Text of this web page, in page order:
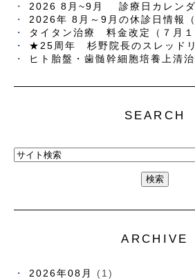
2026 8月~9月 診療日カレン
2026年 8月～9月の休診日情報（
タイタン治療 料金改定（７月
★25周年 杉野院長のスレッド
ヒト胎盤・歯髄幹細胞培養上清
SEARCH
ARCHIVE
2026年08月
(1)